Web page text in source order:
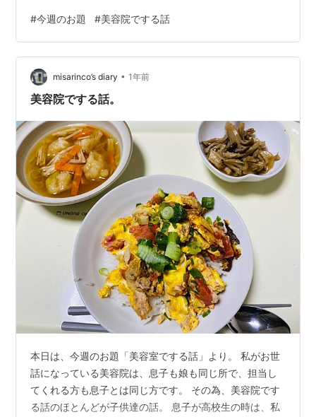
予約を入れるタイミングが、美容師さんの旅の直前らし
く、「いや〜ほんと、ナイスタイミング！」と毎回言わ
れるのも、ちょっとしたお決まりの流れ。 そんなある
日、事件は起きました。 いつも通り美容院で髪を切って
もらいながら旅の話をして、シャンプー台へ。ここで問
#今週のお題 #美容院でする話
misarinco’s diary • 1年前
美容院でする話。
本日は、今週のお題「美容室でする話」より。 私がお世
話になっている美容院は、息子も娘も同じ所で、担当し
てくれる方も息子とは同じ方です。 その為、美容院です
る話のほとんどが子供達の話。 息子が高校生の時は、私